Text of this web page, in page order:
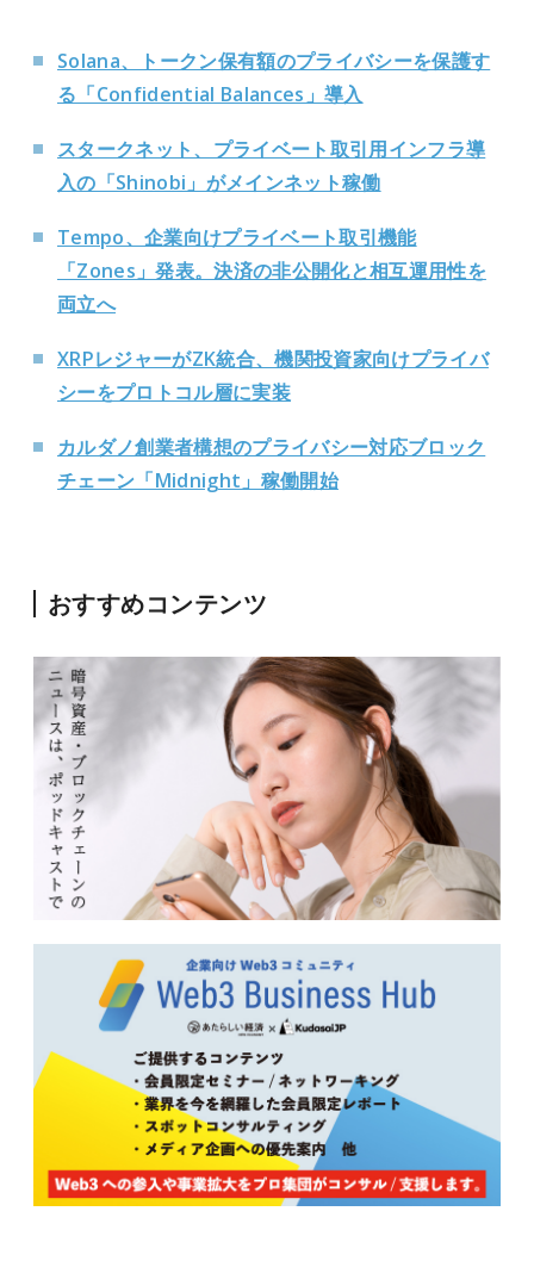
Solana、トークン保有額のプライバシーを保護す
る「Confidential Balances」導入
スタークネット、プライベート取引用インフラ導
入の「Shinobi」がメインネット稼働
Tempo、企業向けプライベート取引機能
「Zones」発表。決済の非公開化と相互運用性を
両立へ
XRPレジャーがZK統合、機関投資家向けプライバ
シーをプロトコル層に実装
カルダノ創業者構想のプライバシー対応ブロック
チェーン「Midnight」稼働開始
おすすめコンテンツ